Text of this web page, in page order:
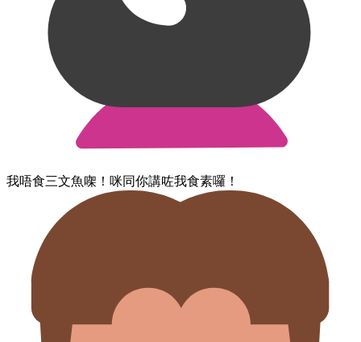
我​唔食​三文魚​㗎！​咪​同​你​講咗​我​食素​囉！